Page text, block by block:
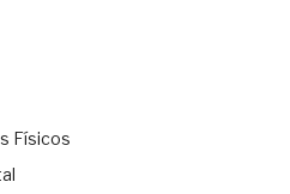
Físicos